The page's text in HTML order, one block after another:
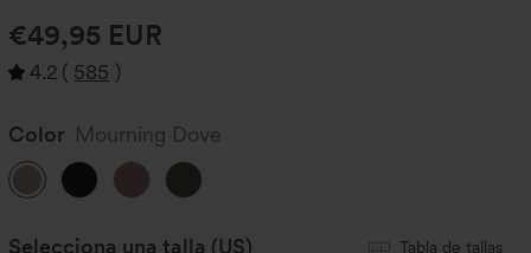
€49,95 EUR
4.2 ( 585 )
Color Mourning Dove
Selecciona una talla (US) Tabla de tallas